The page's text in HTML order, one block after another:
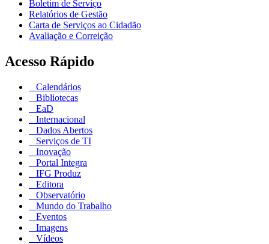
Boletim de Serviço
Relatórios de Gestão
Carta de Serviços ao Cidadão
Avaliação e Correição
Acesso Rápido
Calendários
Bibliotecas
EaD
Internacional
Dados Abertos
Serviços de TI
Inovação
Portal Integra
IFG Produz
Editora
Observatório
Mundo do Trabalho
Eventos
Imagens
Vídeos